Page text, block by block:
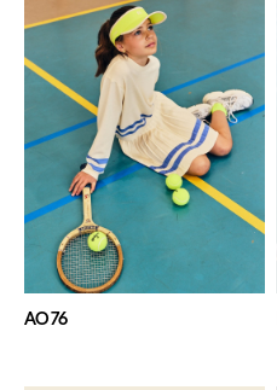
AO76